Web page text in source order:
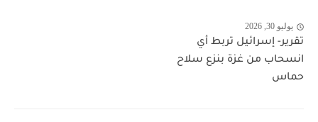
يوليو 30, 2026
تقرير- إسرائيل تربط أي
انسحاب من غزة بنزع سلاح
حماس